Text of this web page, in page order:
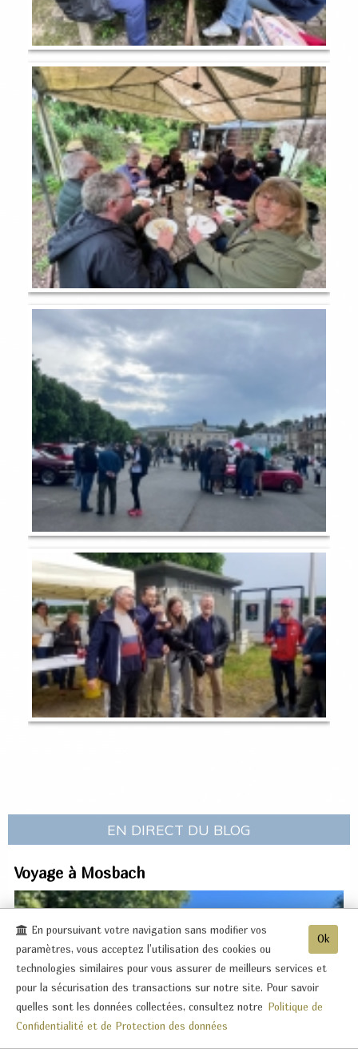
EN DIRECT DU BLOG
Voyage à Mosbach
Ok
En poursuivant votre navigation sans modifier vos
paramètres, vous acceptez l'utilisation des cookies ou
technologies similaires pour vous assurer de meilleurs services et
pour la sécurisation des transactions sur notre site. Pour savoir
quelles sont les données collectées, consultez notre
Politique de
Confidentialité et de Protection des données